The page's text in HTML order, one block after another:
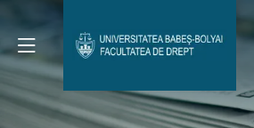
Avizier Studenți
Studii